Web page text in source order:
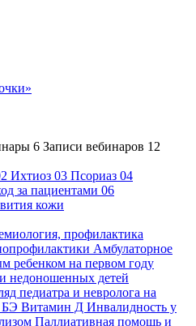
6 Записи вебинаров 12
Ихтиоз 03 Псориаз 04
за пациентами 06
кожи
профилактика
Амбулаторное
ребенком на первом году
недоношенных детей
педиатра и невролога на
БЭ Витамин Д Инвалидность у
Паллиативная помощь и